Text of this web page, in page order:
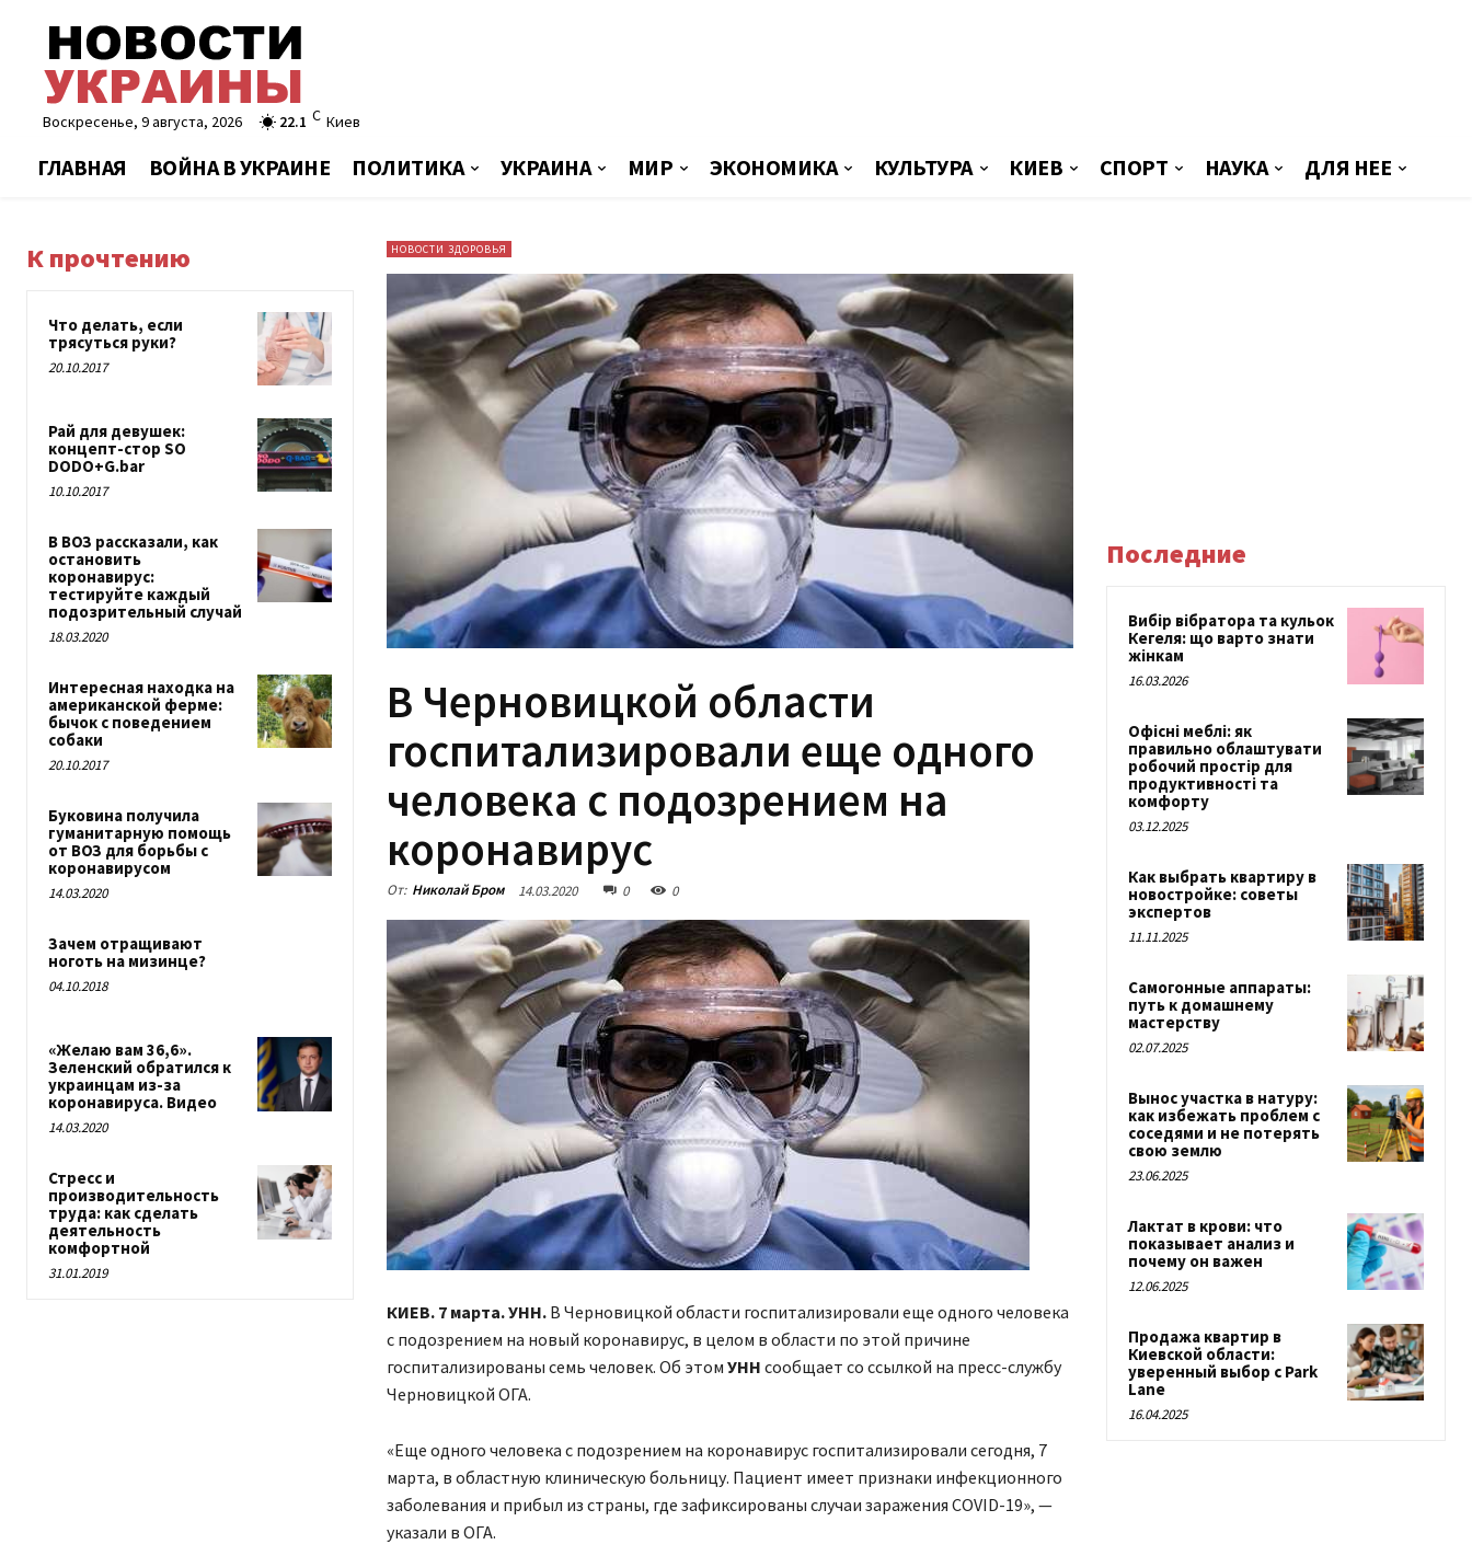
Воскресенье, 9 августа, 2026 22.1 C Киев
ГЛАВНАЯ ВОЙНА В УКРАИНЕ ПОЛИТИКА УКРАИНА МИР ЭКОНОМИКА КУЛЬТУРА КИЕВ СПОРТ НАУКА ДЛЯ НЕЕ
К прочтению
Что делать, если
трясуться руки?
20.10.2017
Рай для девушек:
концепт-стор SO
DODO+G.bar
10.10.2017
В ВОЗ рассказали, как
остановить
коронавирус:
тестируйте каждый
подозрительный случай
18.03.2020
Интересная находка на
американской ферме:
бычок с поведением
собаки
20.10.2017
Буковина получила
гуманитарную помощь
от ВОЗ для борьбы с
коронавирусом
14.03.2020
Зачем отращивают
ноготь на мизинце?
04.10.2018
«Желаю вам 36,6».
Зеленский обратился к
украинцам из-за
коронавируса. Видео
14.03.2020
Стресс и
производительность
труда: как сделать
деятельность
комфортной
31.01.2019
НОВОСТИ ЗДОРОВЬЯ
В Черновицкой области
госпитализировали еще одного
человека с подозрением на
коронавирус
От: Николай Бром 14.03.2020 0 0
КИЕВ. 7 марта. УНН.В Черновицкой области госпитализировали еще одного человека
с подозрением на новый коронавирус, в целом в области по этой причине
госпитализированы семь человек. Об этом УНН сообщает со ссылкой на пресс-службу
Черновицкой ОГА.
«Еще одного человека с подозрением на коронавирус госпитализировали сегодня, 7
марта, в областную клиническую больницу. Пациент имеет признаки инфекционного
заболевания и прибыл из страны, где зафиксированы случаи заражения COVID-19», —
указали в ОГА.
Последние
Вибір вібратора та кульок
Кегеля: що варто знати
жінкам
16.03.2026
Офісні меблі: як
правильно облаштувати
робочий простір для
продуктивності та
комфорту
03.12.2025
Как выбрать квартиру в
новостройке: советы
экспертов
11.11.2025
Самогонные аппараты:
путь к домашнему
мастерству
02.07.2025
Вынос участка в натуру:
как избежать проблем с
соседями и не потерять
свою землю
23.06.2025
Лактат в крови: что
показывает анализ и
почему он важен
12.06.2025
Продажа квартир в
Киевской области:
уверенный выбор с Park
Lane
16.04.2025